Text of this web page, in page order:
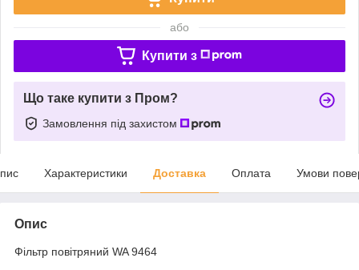
або
Купити з
Що таке купити з Пром?
Замовлення під захистом
Характеристики Доставка Оплата Умови
Опис
Фільтр повітряний WA 9464